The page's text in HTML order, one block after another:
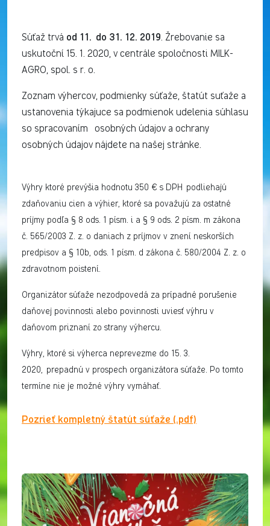
Súťaž trvá od 11. do 31. 12. 2019. Žrebovanie sa
uskutoční 15. 1. 2020, v centrále spoločnosti MILK-
AGRO, spol. s r. o.
Zoznam výhercov, podmienky súťaže, štatút suťaže a
ustanovenia týkajuce sa podmienok udelenia súhlasu
so spracovaním osobných údajov a ochrany
osobných údajov nájdete na našej stránke.
Výhry ktoré prevýšia hodnotu 350 € s DPH podliehajú
zdaňovaniu cien a výhier, ktoré sa považujú za ostatné
príjmy podľa § 8 ods. 1 písm. i a § 9 ods. 2 písm. m zákona
č. 565/2003 Z. z. o daniach z príjmov v znení neskorších
predpisov a § 10b, ods. 1 písm. d zákona č. 580/2004 Z. z. o
zdravotnom poistení.
Organizátor súťaže nezodpovedá za prípadné porušenie
daňovej povinnosti alebo povinnosti uviesť výhru v
daňovom priznaní zo strany výhercu.
Výhry, ktoré si výherca neprevezme do 15. 3.
2020, prepadnú v prospech organizátora súťaže. Po tomto
termíne nie je možné výhry vymáhať.
Pozrieť kompletný štatút súťaže (.pdf)